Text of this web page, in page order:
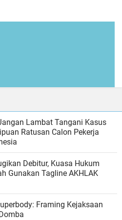
Lambat Tangani Kasus
Ratusan Calon Pekerja
Debitur, Kuasa Hukum
Gunakan Tagline AKHLAK
Framing Kejaksaan